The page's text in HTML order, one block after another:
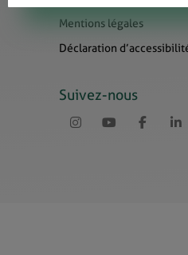
Mentions légales
Déclaration
Suivez-nous